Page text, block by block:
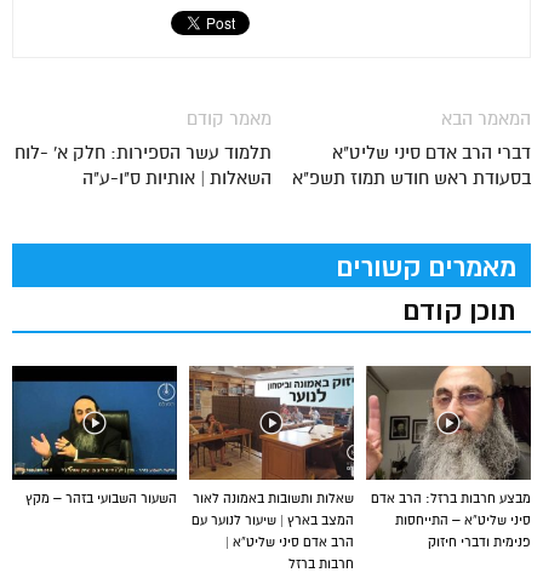
מאמר קודם
תלמוד עשר הספירות: חלק א' -לוח
השאלות | אותיות ס"ו-ע"ה
המאמר הבא
דברי הרב אדם סיני שליט"א
בסעודת ראש חודש תמוז תשפ"א
מאמרים קשורים
תוכן קודם
השעור השבועי בזהר – מקץ
שאלות ותשובות באמונה לאור
המצב בארץ | שיעור לנוער עם
הרב אדם סיני שליט”א |
חרבות ברזל
מבצע חרבות ברזל: הרב אדם
סיני שליט”א – התייחסות
פנימית ודברי חיזוק